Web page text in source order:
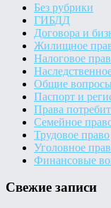
Без рубрики
ГИБДД
Договора и
Жилищное
Налоговое
Общие вопросы
Паспорт и
Права
Семейное
Трудовое право
Уголовное
Финансовые
Свежие записи